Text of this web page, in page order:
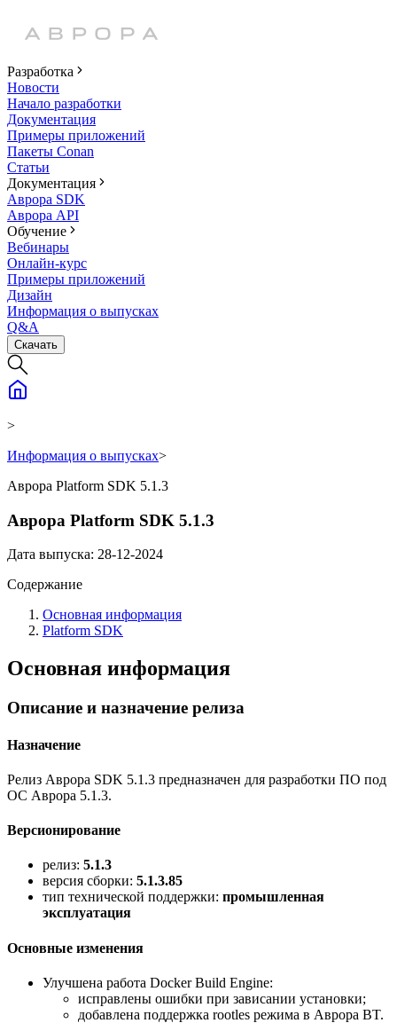
Разработка
Новости
Начало разработки
Документация
Примеры приложений
Пакеты Conan
Статьи
Документация
Аврора SDK
Аврора API
Обучение
Вебинары
Онлайн-курс
Примеры приложений
Дизайн
Информация о выпусках
Q&A
Скачать
>
Информация о выпусках>
Аврора Platform SDK 5.1.3
Аврора Platform SDK 5.1.3
Дата выпуска: 28-12-2024
Содержание
Основная информация
Platform SDK
Основная информация
Описание и назначение релиза
Назначение
Релиз Аврора SDK 5.1.3 предназначен для разработки ПО под
ОС Аврора 5.1.3.
Версионирование
релиз: 5.1.3
версия сборки: 5.1.3.85
тип технической поддержки: промышленная
эксплуатация
Основные изменения
Улучшена работа Docker Build Engine:
исправлены ошибки при зависании установки;
добавлена поддержка rootles режима в Аврора BT.